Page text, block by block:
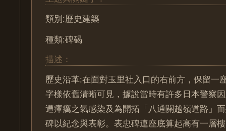
類別:歷史建築
種類:碑碣
描述：
歷史沿革:在面對玉里社入口的右前方，保留一
字樣依舊清晰可見，據說當時有許多日本警察
遭瘴癘之氣感染及為開拓「八通關越嶺道路」
碑以紀念與表彰。表忠碑連座底算起高有一層